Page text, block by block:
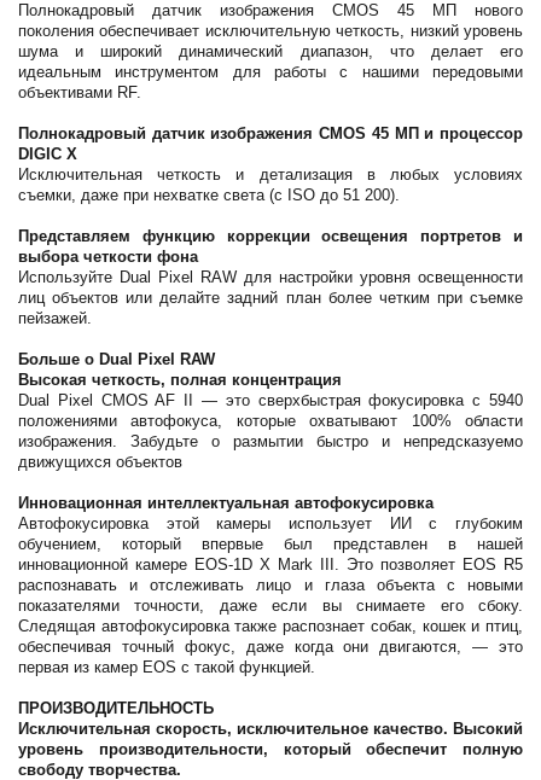
Полнокадровый датчик изображения CMOS 45 МП нового
поколения обеспечивает исключительную четкость, низкий уровень
шума и широкий динамический диапазон, что делает его
идеальным инструментом для работы с нашими передовыми
объективами RF.
Полнокадровый датчик изображения CMOS 45 МП и процессор
DIGIC X
Исключительная четкость и детализация в любых условиях
съемки, даже при нехватке света (с ISO до 51 200).
Представляем функцию коррекции освещения портретов и
выбора четкости фона
Используйте Dual Pixel RAW для настройки уровня освещенности
лиц объектов или делайте задний план более четким при съемке
пейзажей.
Больше о Dual Pixel RAW
Высокая четкость, полная концентрация
Dual Pixel CMOS AF II — это сверхбыстрая фокусировка с 5940
положениями автофокуса, которые охватывают 100% области
изображения. Забудьте о размытии быстро и непредсказуемо
движущихся объектов
Инновационная интеллектуальная автофокусировка
Автофокусировка этой камеры использует ИИ с глубоким
обучением, который впервые был представлен в нашей
инновационной камере EOS-1D X Mark III. Это позволяет EOS R5
распознавать и отслеживать лицо и глаза объекта с новыми
показателями точности, даже если вы снимаете его сбоку.
Следящая автофокусировка также распознает собак, кошек и птиц,
обеспечивая точный фокус, даже когда они двигаются, — это
первая из камер EOS с такой функцией.
ПРОИЗВОДИТЕЛЬНОСТЬ
Исключительная скорость, исключительное качество. Высокий
уровень производительности, который обеспечит полную
свободу творчества.